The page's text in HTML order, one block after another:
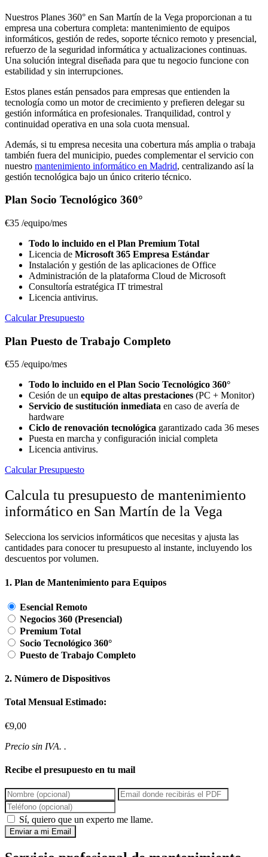
Nuestros Planes 360° en San Martín de la Vega proporcionan a tu
empresa una cobertura completa: mantenimiento de equipos
informáticos, gestión de redes, soporte técnico remoto y presencial,
refuerzo de la seguridad informática y actualizaciones continuas.
Una solución integral diseñada para que tu negocio funcione con
estabilidad y sin interrupciones.
Estos planes están pensados para empresas que entienden la
tecnología como un motor de crecimiento y prefieren delegar su
gestión informática en profesionales. Tranquilidad, control y
continuidad operativa en una sola cuota mensual.
Además, si tu empresa necesita una cobertura más amplia o trabaja
también fuera del municipio, puedes complementar el servicio con
nuestro mantenimiento informático en Madrid, centralizando así la
gestión tecnológica bajo un único criterio técnico.
Plan Socio Tecnológico 360°
€35 /equipo/mes
Todo lo incluido en el Plan Premium Total
Licencia de Microsoft 365 Empresa Estándar
Instalación y gestión de las aplicaciones de Office
Administración de la plataforma Cloud de Microsoft
Consultoría estratégica IT trimestral
Licencia antivirus.
Calcular Presupuesto
Plan Puesto de Trabajo Completo
€55 /equipo/mes
Todo lo incluido en el Plan Socio Tecnológico 360°
Cesión de un equipo de altas prestaciones (PC + Monitor)
Servicio de sustitución inmediata en caso de avería de
hardware
Ciclo de renovación tecnológica garantizado cada 36 meses
Puesta en marcha y configuración inicial completa
Licencia antivirus.
Calcular Presupuesto
Calcula tu presupuesto de mantenimiento
informático en San Martín de la Vega
Selecciona los servicios informáticos que necesitas y ajusta las
cantidades para conocer tu presupuesto al instante, incluyendo los
descuentos por volumen.
1. Plan de Mantenimiento para Equipos
Esencial Remoto
Negocios 360 (Presencial)
Premium Total
Socio Tecnológico 360°
Puesto de Trabajo Completo
2. Número de Dispositivos
Total Mensual Estimado:
€9,00
Precio sin IVA. .
Recibe el presupuesto en tu mail
Sí, quiero que un experto me llame.
Enviar a mi Email